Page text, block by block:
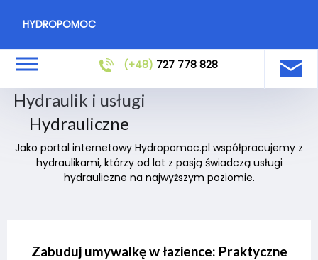
HYDROPOMOC
(+48) 727 778 828
Hydraulik i usługi
Hydrauliczne
Jako portal internetowy Hydropomoc.pl współpracujemy z
hydraulikami, którzy od lat z pasją świadczą usługi
hydrauliczne na najwyższym poziomie.
Zabuduj umywalkę w łazience: Praktyczne